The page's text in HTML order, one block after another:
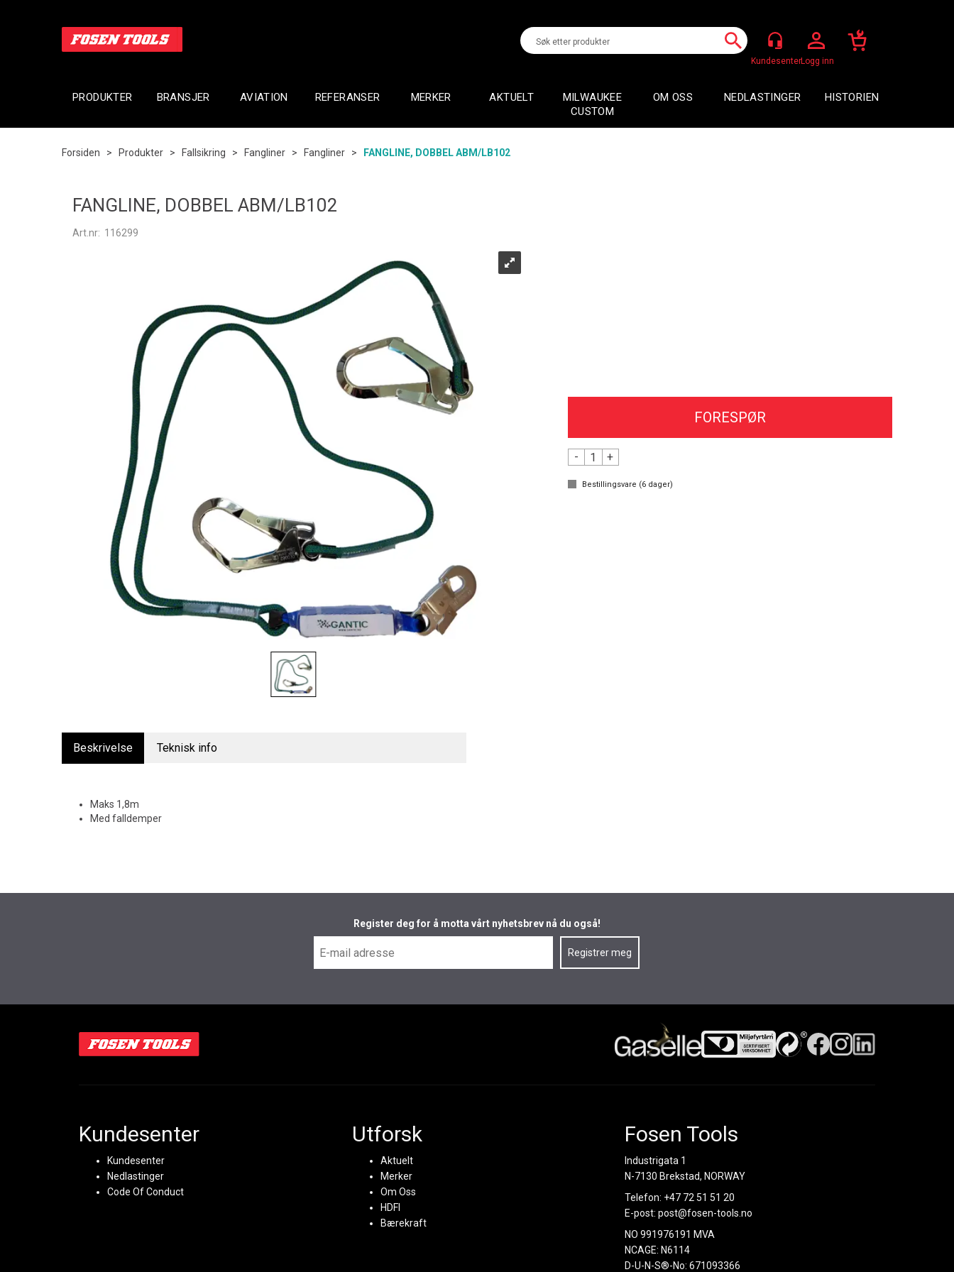
Logg inn
PRODUKTER BRANSJER AVIATION REFERANSER MERKER AKTUELT
MILWAUKEE
CUSTOM
OM OSS NEDLASTINGER HISTORIEN
Forsiden > Produkter > Fallsikring > Fangliner > Fangliner > FANGLINE, DOBBEL ABM/LB102
FANGLINE, DOBBEL ABM/LB102
Art.nr: 116299
FORESPØR
- +
Bestillingsvare (6dager)
Beskrivelse Teknisk info
Maks 1,8m
Med falldemper
Register deg for å motta vårt nyhetsbrev nå du også!
Kundesenter
Kundesenter
Nedlastinger
Code Of Conduct
Utforsk
Aktuelt
Merker
Om Oss
HDFI
Bærekraft
Fosen Tools
Industrigata 1
N-7130 Brekstad, NORWAY
Telefon: +47 72 51 51 20
E-post:post@fosen-tools.no
NO 991976191 MVA
NCAGE: N6114
D-U-N-S®-No: 671093366